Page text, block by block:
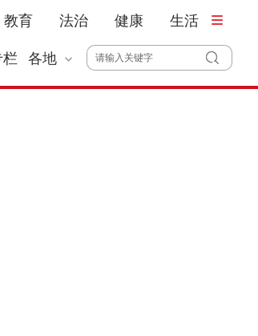
教育 法治 健康 生活
栏 各地